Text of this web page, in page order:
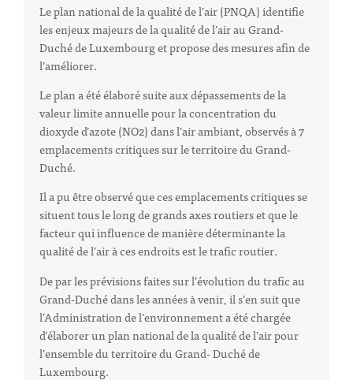
Le plan national de la qualité de l’air (PNQA) identifie
les enjeux majeurs de la qualité de l’air au Grand-
Duché de Luxembourg et propose des mesures afin de
l’améliorer.
Le plan a été élaboré suite aux dépassements de la
valeur limite annuelle pour la concentration du
dioxyde d’azote (NO2) dans l’air ambiant, observés à 7
emplacements critiques sur le territoire du Grand-
Duché.
Il a pu être observé que ces emplacements critiques se
situent tous le long de grands axes routiers et que le
facteur qui influence de manière déterminante la
qualité de l’air à ces endroits est le trafic routier.
De par les prévisions faites sur l’évolution du trafic au
Grand-Duché dans les années à venir, il s’en suit que
l’Administration de l’environnement a été chargée
d’élaborer un plan national de la qualité de l’air pour
l’ensemble du territoire du Grand- Duché de
Luxembourg.